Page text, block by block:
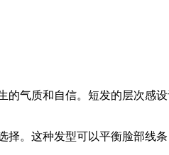
气质和自信。短发的层次感
。这种发型可以平衡脸部线